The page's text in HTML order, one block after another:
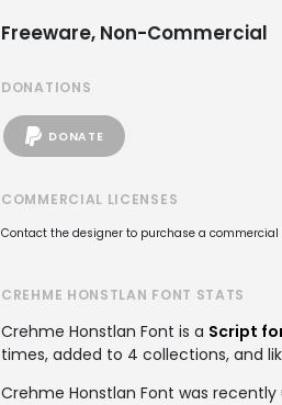
Freeware, Non-Commercial
DONATIONS
DONATE
COMMERCIAL LICENSES
Contact the designer to purchase a commercial
CREHME HONSTLAN FONT STATS
Crehme Honstlan Font is a Script
times, added to 4 collections, and
Crehme Honstlan Font was